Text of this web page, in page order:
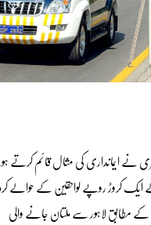
نے ایمانداری کی مثال قائم کرتے
ایک کروڑ روپے لواحقین کے حوالے
مطابق لاہور سے ملتان جانے والی